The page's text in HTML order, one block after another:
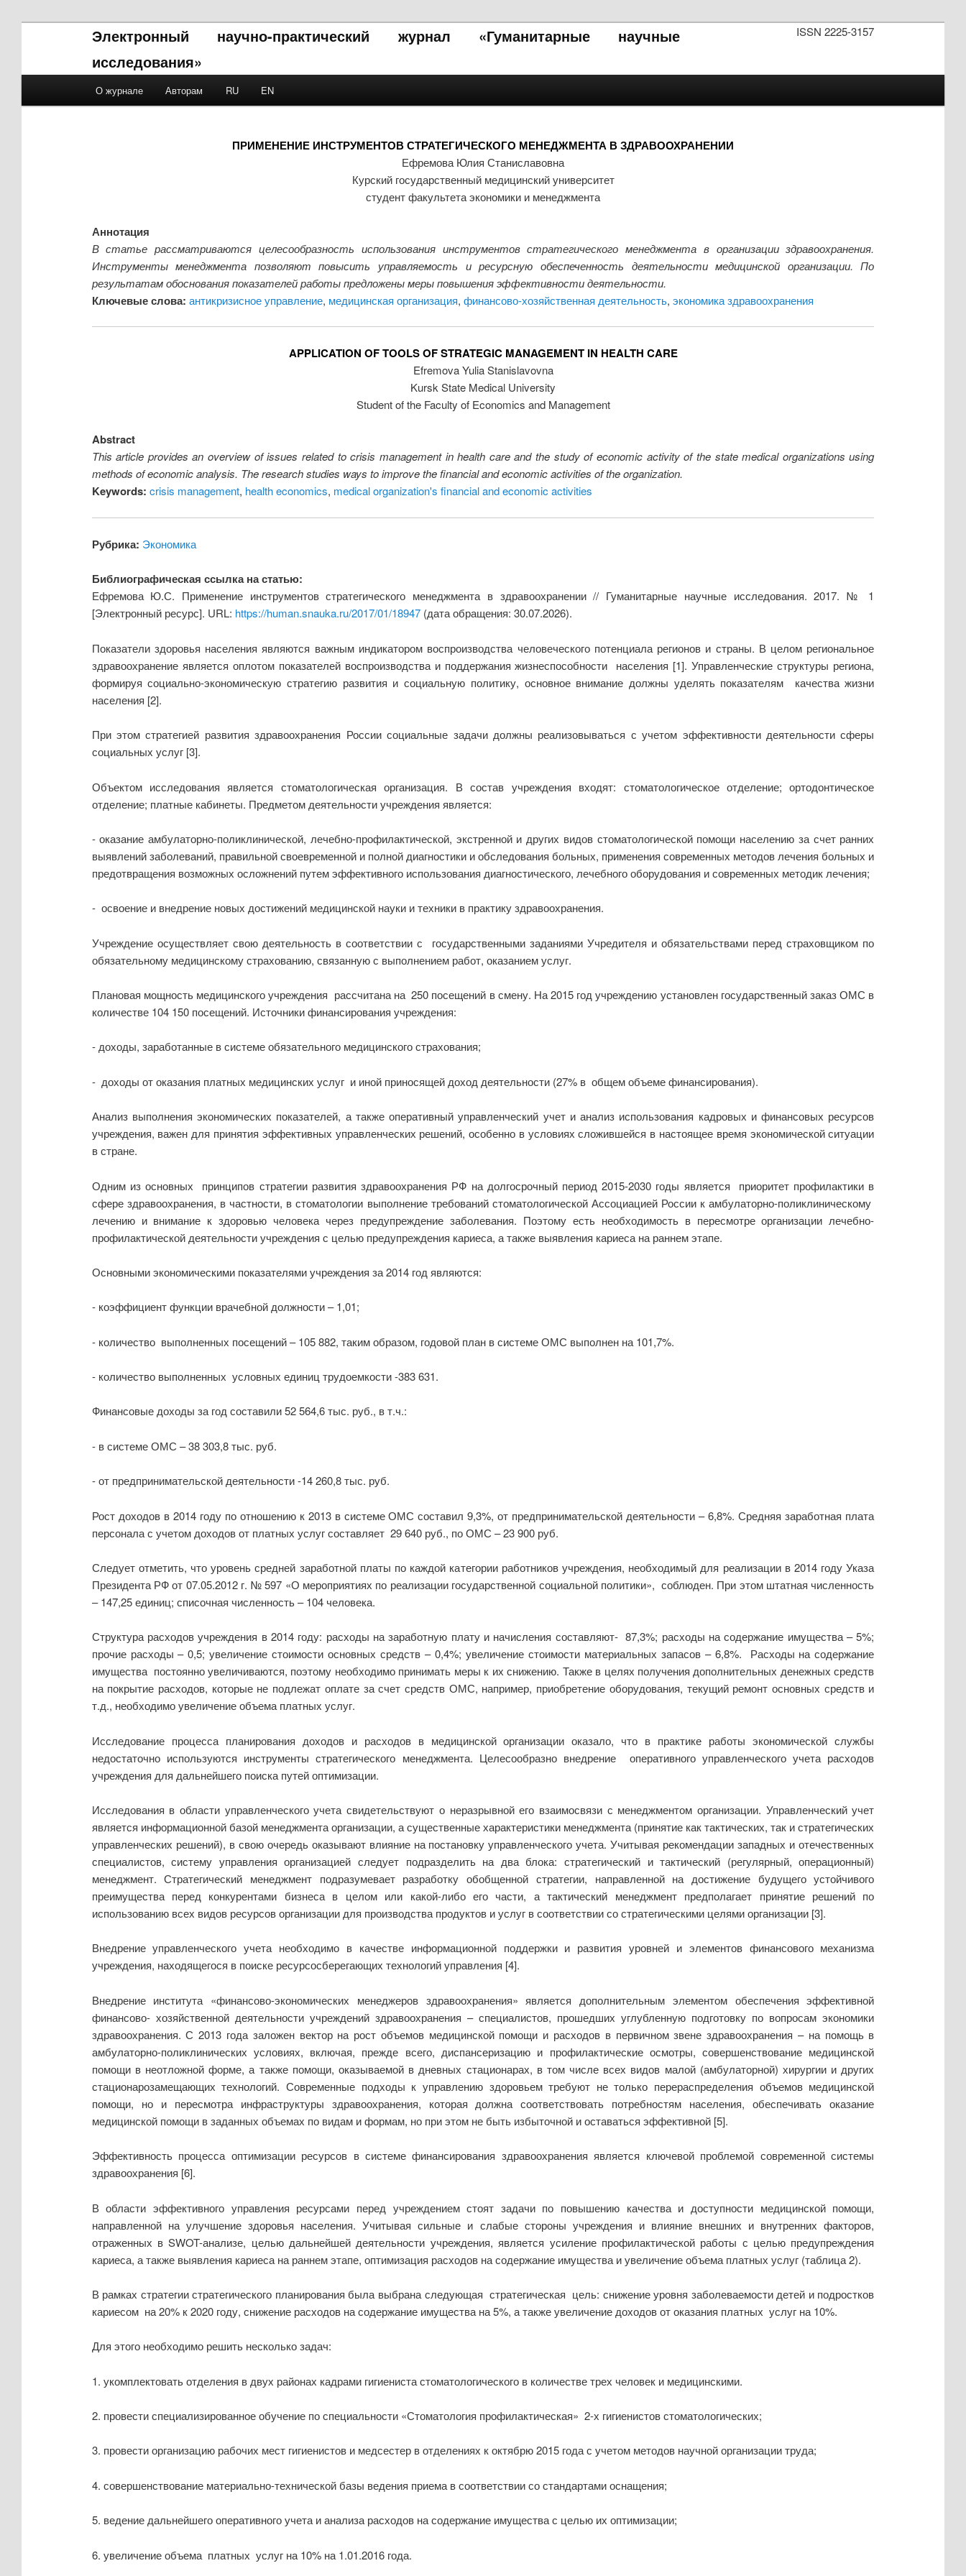
ISSN 2225-3157
Электронный научно-практический журнал «Гуманитарные научные
исследования»
Skip to primary content
Skip to secondary content
О журнале Авторам RU EN
ПРИМЕНЕНИЕ ИНСТРУМЕНТОВ СТРАТЕГИЧЕСКОГО МЕНЕДЖМЕНТА В ЗДРАВООХРАНЕНИИ
Ефремова Юлия Станиславовна
Курский государственный медицинский университет
студент факультета экономики и менеджмента
Аннотация
В статье рассматриваются целесообразность использования инструментов стратегического менеджмента в организации здравоохранения.
Инструменты менеджмента позволяют повысить управляемость и ресурсную обеспеченность деятельности медицинской организации. По
результатам обоснования показателей работы предложены меры повышения эффективности деятельности.
Ключевые слова: антикризисное управление, медицинская организация, финансово-хозяйственная деятельность, экономика здравоохранения
APPLICATION OF TOOLS OF STRATEGIC MANAGEMENT IN HEALTH CARE
Efremova Yulia Stanislavovna
Kursk State Medical University
Student of the Faculty of Economics and Management
Abstract
This article provides an overview of issues related to crisis management in health care and the study of economic activity of the state medical organizations using
methods of economic analysis. The research studies ways to improve the financial and economic activities of the organization.
Keywords: crisis management, health economics, medical organization's financial and economic activities
Рубрика: Экономика
Библиографическая ссылка на статью:
Ефремова Ю.С. Применение инструментов стратегического менеджмента в здравоохранении // Гуманитарные научные исследования. 2017. № 1
[Электронный ресурс]. URL: https://human.snauka.ru/2017/01/18947(дата обращения: 30.07.2026).
Показатели здоровья населения являются важным индикатором воспроизводства человеческого потенциала регионов и страны. В целом региональное
здравоохранение является оплотом показателей воспроизводства и поддержания жизнеспособности населения [1]. Управленческие структуры региона,
формируя социально-экономическую стратегию развития и социальную политику, основное внимание должны уделять показателям качества жизни
населения [2].
При этом стратегией развития здравоохранения России социальные задачи должны реализовываться с учетом эффективности деятельности сферы
социальных услуг [3].
Объектом исследования является стоматологическая организация. В состав учреждения входят: стоматологическое отделение; ортодонтическое
отделение; платные кабинеты. Предметом деятельности учреждения является:
- оказание амбулаторно-поликлинической, лечебно-профилактической, экстренной и других видов стоматологической помощи населению за счет ранних
выявлений заболеваний, правильной своевременной и полной диагностики и обследования больных, применения современных методов лечения больных и
предотвращения возможных осложнений путем эффективного использования диагностического, лечебного оборудования и современных методик лечения;
- освоение и внедрение новых достижений медицинской науки и техники в практику здравоохранения.
Учреждение осуществляет свою деятельность в соответствии с государственными заданиями Учредителя и обязательствами перед страховщиком по
обязательному медицинскому страхованию, связанную с выполнением работ, оказанием услуг.
Плановая мощность медицинского учреждения рассчитана на 250 посещений в смену. На 2015 год учреждению установлен государственный заказ ОМС в
количестве 104 150 посещений. Источники финансирования учреждения:
- доходы, заработанные в системе обязательного медицинского страхования;
- доходы от оказания платных медицинских услуг и иной приносящей доход деятельности (27% в общем объеме финансирования).
Анализ выполнения экономических показателей, а также оперативный управленческий учет и анализ использования кадровых и финансовых ресурсов
учреждения, важен для принятия эффективных управленческих решений, особенно в условиях сложившейся в настоящее время экономической ситуации
в стране.
Одним из основных принципов стратегии развития здравоохранения РФ на долгосрочный период 2015-2030 годы является приоритет профилактики в
сфере здравоохранения, в частности, в стоматологии выполнение требований стоматологической Ассоциацией России к амбулаторно-поликлиническому
лечению и внимание к здоровью человека через предупреждение заболевания. Поэтому есть необходимость в пересмотре организации лечебно-
профилактической деятельности учреждения с целью предупреждения кариеса, а также выявления кариеса на раннем этапе.
Основными экономическими показателями учреждения за 2014 год являются:
- коэффициент функции врачебной должности – 1,01;
- количество выполненных посещений – 105 882, таким образом, годовой план в системе ОМС выполнен на 101,7%.
- количество выполненных условных единиц трудоемкости -383 631.
Финансовые доходы за год составили 52 564,6 тыс. руб., в т.ч.:
- в системе ОМС – 38 303,8 тыс. руб.
- от предпринимательской деятельности -14 260,8 тыс. руб.
Рост доходов в 2014 году по отношению к 2013 в системе ОМС составил 9,3%, от предпринимательской деятельности – 6,8%. Средняя заработная плата
персонала с учетом доходов от платных услуг составляет 29 640 руб., по ОМС – 23 900 руб.
Следует отметить, что уровень средней заработной платы по каждой категории работников учреждения, необходимый для реализации в 2014 году Указа
Президента РФ от 07.05.2012 г. № 597 «О мероприятиях по реализации государственной социальной политики», соблюден. При этом штатная численность
– 147,25 единиц; списочная численность – 104 человека.
Структура расходов учреждения в 2014 году: расходы на заработную плату и начисления составляют- 87,3%; расходы на содержание имущества – 5%;
прочие расходы – 0,5; увеличение стоимости основных средств – 0,4%; увеличение стоимости материальных запасов – 6,8%. Расходы на содержание
имущества постоянно увеличиваются, поэтому необходимо принимать меры к их снижению. Также в целях получения дополнительных денежных средств
на покрытие расходов, которые не подлежат оплате за счет средств ОМС, например, приобретение оборудования, текущий ремонт основных средств и
т.д., необходимо увеличение объема платных услуг.
Исследование процесса планирования доходов и расходов в медицинской организации оказало, что в практике работы экономической службы
недостаточно используются инструменты стратегического менеджмента. Целесообразно внедрение оперативного управленческого учета расходов
учреждения для дальнейшего поиска путей оптимизации.
Исследования в области управленческого учета свидетельствуют о неразрывной его взаимосвязи с менеджментом организации. Управленческий учет
является информационной базой менеджмента организации, а существенные характеристики менеджмента (принятие как тактических, так и стратегических
управленческих решений), в свою очередь оказывают влияние на постановку управленческого учета. Учитывая рекомендации западных и отечественных
специалистов, систему управления организацией следует подразделить на два блока: стратегический и тактический (регулярный, операционный)
менеджмент. Стратегический менеджмент подразумевает разработку обобщенной стратегии, направленной на достижение будущего устойчивого
преимущества перед конкурентами бизнеса в целом или какой-либо его части, а тактический менеджмент предполагает принятие решений по
использованию всех видов ресурсов организации для производства продуктов и услуг в соответствии со стратегическими целями организации [3].
Внедрение управленческого учета необходимо в качестве информационной поддержки и развития уровней и элементов финансового механизма
учреждения, находящегося в поиске ресурсосберегающих технологий управления [4].
Внедрение института «финансово-экономических менеджеров здравоохранения» является дополнительным элементом обеспечения эффективной
финансово- хозяйственной деятельности учреждений здравоохранения – специалистов, прошедших углубленную подготовку по вопросам экономики
здравоохранения. С 2013 года заложен вектор на рост объемов медицинской помощи и расходов в первичном звене здравоохранения – на помощь в
амбулаторно-поликлинических условиях, включая, прежде всего, диспансеризацию и профилактические осмотры, совершенствование медицинской
помощи в неотложной форме, а также помощи, оказываемой в дневных стационарах, в том числе всех видов малой (амбулаторной) хирургии и других
стационарозамещающих технологий. Современные подходы к управлению здоровьем требуют не только перераспределения объемов медицинской
помощи, но и пересмотра инфраструктуры здравоохранения, которая должна соответствовать потребностям населения, обеспечивать оказание
медицинской помощи в заданных объемах по видам и формам, но при этом не быть избыточной и оставаться эффективной [5].
Эффективность процесса оптимизации ресурсов в системе финансирования здравоохранения является ключевой проблемой современной системы
здравоохранения [6].
В области эффективного управления ресурсами перед учреждением стоят задачи по повышению качества и доступности медицинской помощи,
направленной на улучшение здоровья населения. Учитывая сильные и слабые стороны учреждения и влияние внешних и внутренних факторов,
отраженных в SWOT-анализе, целью дальнейшей деятельности учреждения, является усиление профилактической работы с целью предупреждения
кариеса, а также выявления кариеса на раннем этапе, оптимизация расходов на содержание имущества и увеличение объема платных услуг (таблица 2).
В рамках стратегии стратегического планирования была выбрана следующая стратегическая цель: снижение уровня заболеваемости детей и подростков
кариесом на 20% к 2020 году, снижение расходов на содержание имущества на 5%, а также увеличение доходов от оказания платных услуг на 10%.
Для этого необходимо решить несколько задач:
1. укомплектовать отделения в двух районах кадрами гигиениста стоматологического в количестве трех человек и медицинскими.
2. провести специализированное обучение по специальности «Стоматология профилактическая» 2-х гигиенистов стоматологических;
3. провести организацию рабочих мест гигиенистов и медсестер в отделениях к октябрю 2015 года с учетом методов научной организации труда;
4. совершенствование материально-технической базы ведения приема в соответствии со стандартами оснащения;
5. ведение дальнейшего оперативного учета и анализа расходов на содержание имущества с целью их оптимизации;
6. увеличение объема платных услуг на 10% на 1.01.2016 года.